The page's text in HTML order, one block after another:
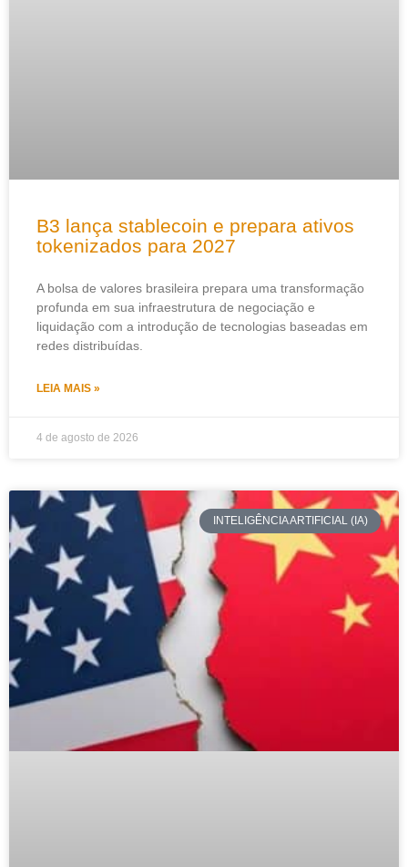
B3 lança stablecoin e prepara ativos
tokenizados para 2027
A bolsa de valores brasileira prepara uma transformação
profunda em sua infraestrutura de negociação e
liquidação com a introdução de tecnologias baseadas em
redes distribuídas.
LEIA MAIS »
4 de agosto de 2026
INTELIGÊNCIA ARTIFICIAL (IA)